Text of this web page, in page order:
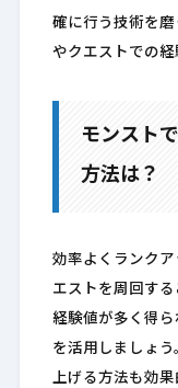
確に行う技術を
やクエストでの経
モンスト
方法は？
効率よくランクア
エストを周回す
経験値が多く得
を活用しましょ
上げる方法も効果